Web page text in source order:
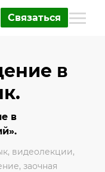
Связаться
в
в
, видеолекции,
, заочная